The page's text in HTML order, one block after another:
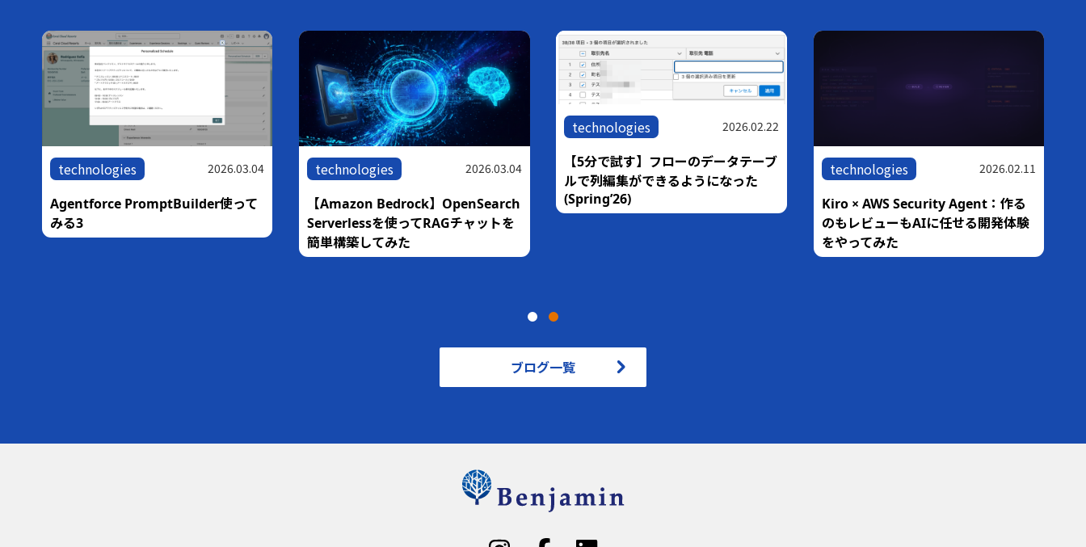
technologies 2026.03.04
Agentforce PromptBuilder使って
みる3
technologies 2026.03.04
【Amazon Bedrock】OpenSearch
Serverlessを使ってRAGチャットを
簡単構築してみた
technologies 2026.02.22
【5分で試す】フローのデータテーブ
ルで列編集ができるようになった
(Spring’26)
technologies 2026.02.11
Kiro × AWS Security Agent：作る
のもレビューもAIに任せる開発体験
をやってみた
ブログ一覧